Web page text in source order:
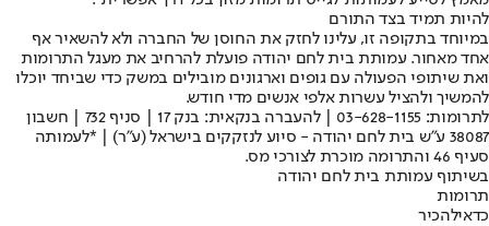
להיות תמיד בצד התורם
במיוחד בתקופה זו, עלינו לחזק את החוסן של החברה ולא להשאיר אף
אחד מאחור. עמותת בית לחם יהודה פועלת להרחיב את מעגל התרומות
ואת שיתופי הפעולה עם גופים וארגונים מובילים במשק כדי שביחד יוכלו
להמשיך ולהציל עשרות אלפי אנשים מדי חודש.
לתרומות: 03-628-1155 | להעברה בנקאית: בנק 17 | סניף 732 | חשבון
38087 ע״ש בית לחם יהודה - סיוע לנזקקים בישראל (ע״ר) | *לעמותה
סעיף 46 והתרומה מוכרת לצורכי מס.
בשיתוף עמותת בית לחם יהודה
תרומות
כדאילהכיר